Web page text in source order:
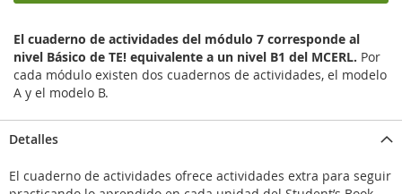
El cuaderno de actividades del módulo 7 corresponde al
nivel Básico de TE! equivalente a un nivel B1 del MCERL. Por
cada módulo existen dos cuadernos de actividades, el modelo
A y el modelo B.
Detalles
El cuaderno de actividades ofrece actividades extra para seguir